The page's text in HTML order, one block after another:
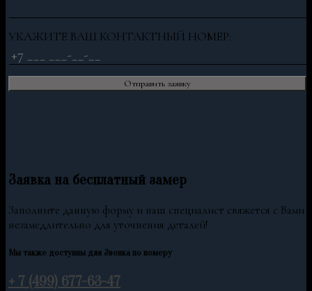
УКАЖИТЕ ВАШ КОНТАКТНЫЙ НОМЕР:
Заявка на бесплатный замер
Заполните данную форму и наш специалист свяжется с Вами
незамедлительно для уточнения деталей!
Мы также доступны для Звонка по номеру
+ 7 (499) 677-63-47